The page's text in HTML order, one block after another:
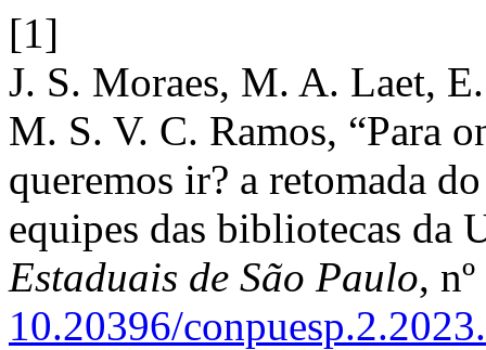
[1]
J. S. Moraes, M. A. Laet,
M. S. V. C. Ramos, “Para
queremos ir? a retomada
equipes das bibliotecas da
Estaduais de São Paulo,
10.20396/